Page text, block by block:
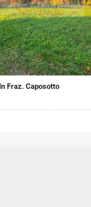
Metratura
3852 m2
Fraz. Caposotto